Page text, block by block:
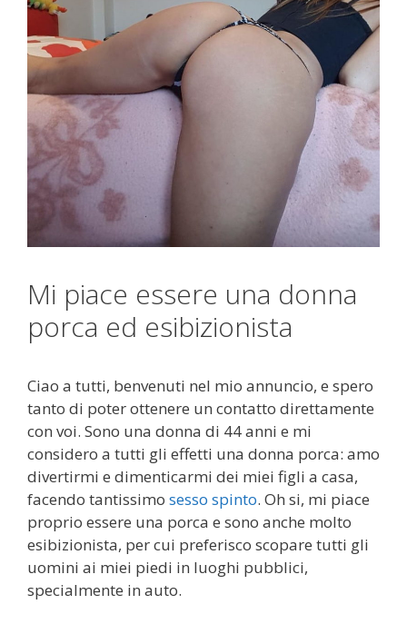
Mi piace essere una donna
porca ed esibizionista
Ciao a tutti, benvenuti nel mio annuncio, e spero
tanto di poter ottenere un contatto direttamente
con voi. Sono una donna di 44 anni e mi
considero a tutti gli effetti una donna porca: amo
divertirmi e dimenticarmi dei miei figli a casa,
facendo tantissimo sesso spinto. Oh si, mi piace
proprio essere una porca e sono anche molto
esibizionista, per cui preferisco scopare tutti gli
uomini ai miei piedi in luoghi pubblici,
specialmente in auto.